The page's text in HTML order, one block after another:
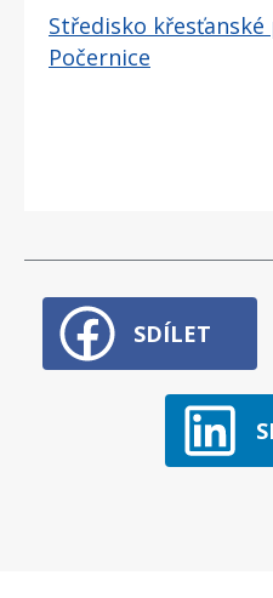
Středisko
Počernice
SDÍLET